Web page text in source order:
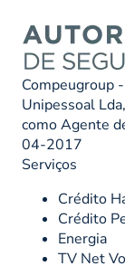
Compeugroup
Unipessoal
como Agente
04-2017
Serviços
Crédito
Crédito
Energia
TV Net